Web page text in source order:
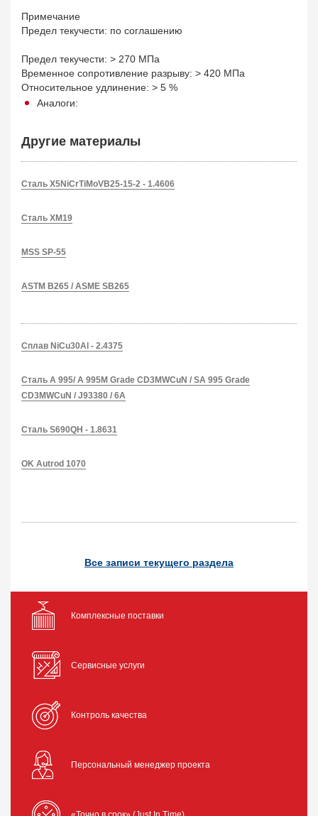
Примечание
Предел текучести: по соглашению
Предел текучести: > 270 МПа
Временное сопротивление разрыву: > 420 МПа
Относительное удлинение: > 5 %
Аналоги:
Другие материалы
Сталь X5NiCrTiMoVB25-15-2 - 1.4606
Сталь XM19
MSS SP-55
ASTM B265 / ASME SB265
Сплав NiCu30Al - 2.4375
Сталь A 995/ A 995M Grade CD3MWCuN / SA 995 Grade
CD3MWCuN / J93380 / 6A
Сталь S690QH - 1.8631
OK Autrod 1070
Все записи текущего раздела
Комплексные поставки
Сервисные услуги
Контроль качества
Персональный менеджер проекта